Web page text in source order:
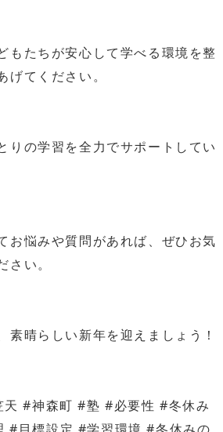
もたちが安心して学べる環境を整
げてください。
りの学習を全力でサポートしてい
お悩みや質問があれば、ぜひお気
い。
素晴らしい新年を迎えましょう！
#神森町 #塾 #必要性 #冬休み